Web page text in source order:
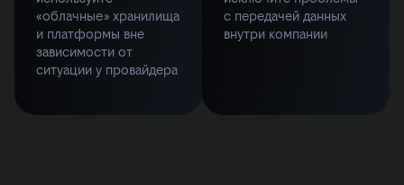
«облачные» хранилища
и платформы вне
зависимости от
ситуации у провайдера
с передачей данных
внутри компании